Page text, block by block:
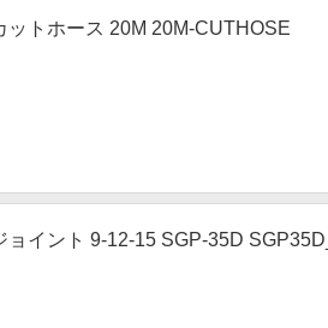
トホース 20M 20M-CUTHOSE
イント 9-12-15 SGP-35D SGP35D_